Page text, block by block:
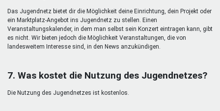
Das Jugendnetz bietet dir die Möglichkeit deine Einrichtung, dein Projekt oder
ein Marktplatz-Angebot ins Jugendnetz zu stellen. Einen
Veranstaltungskalender, in dem man selbst sein Konzert eintragen kann, gibt
es nicht. Wir bieten jedoch die Möglichkeit Veranstaltungen, die von
landesweitem Interesse sind, in den News anzukündigen.
7. Was kostet die Nutzung des Jugendnetzes?
Die Nutzung des Jugendnetzes ist kostenlos.